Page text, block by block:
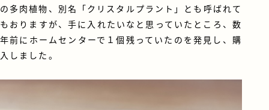
の多肉植物、別名「クリスタルプラント」とも呼ばれて
もおりますが、手に入れたいなと思っていたところ、数
年前にホームセンターで１個残っていたのを発見し、購
入しました。